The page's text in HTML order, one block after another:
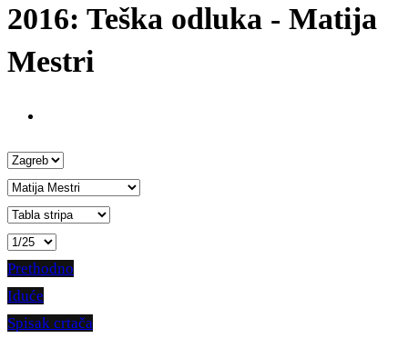
2016: Teška odluka - Matija
Mestri
Prethodno
Iduće
Spisak crtača